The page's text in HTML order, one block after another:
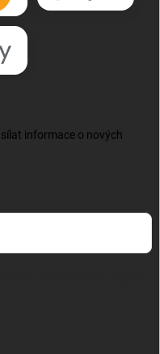
informace o nových